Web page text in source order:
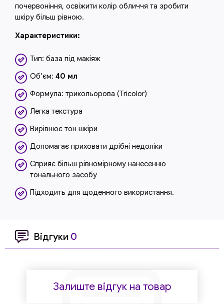
почервоніння, освіжити колір обличчя та зробити
шкіру більш рівною.
Характеристики:
Тип: база під макіяж
Об’єм: 40 мл
Формула: трикольорова (Tricolor)
Легка текстура
Вирівнює тон шкіри
Допомагає приховати дрібні недоліки
Сприяє більш рівномірному нанесенню
тонального засобу
Підходить для щоденного використання.
Відгуки 0
Залиште відгук на товар